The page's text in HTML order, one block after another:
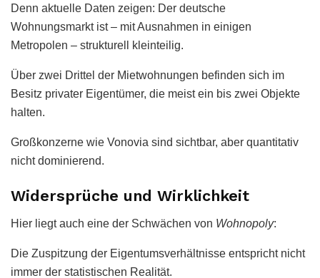
Denn aktuelle Daten zeigen: Der deutsche
Wohnungsmarkt ist – mit Ausnahmen in einigen
Metropolen – strukturell kleinteilig.
Über zwei Drittel der Mietwohnungen befinden sich im
Besitz privater Eigentümer, die meist ein bis zwei Objekte
halten.
Großkonzerne wie Vonovia sind sichtbar, aber quantitativ
nicht dominierend.
Widersprüche und Wirklichkeit
Hier liegt auch eine der Schwächen von Wohnopoly:
Die Zuspitzung der Eigentumsverhältnisse entspricht nicht
immer der statistischen Realität.